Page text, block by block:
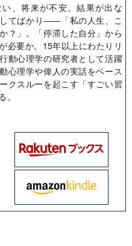
、将来が不安、結果が出な
てばかり――「私の人生、こ
？」。「停滞した自分」から
必要か。15年以上にわたりリ
動心理学の研究者として活躍
心理学や偉人の実話をベース
クスルーを起こす「すごい習